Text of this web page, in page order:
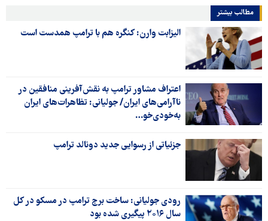
مطالب بیشتر
الیزابت وارن: کنگره هم با ترامپ همدست است
اعتراف مشاور ترامپ به نقش‌آفرینی منافقین در
ناآرامی‌های ایران/ جولیانی: تظاهرات‌های ایران
به‌خودی‌خو…
جزئیاتی از رسوایی جدید دونالد ترامپ
رودی جولیانی: ساخت برج ترامپ در مسکو در کل
سال ۲۰۱۶ پیگیری شده بود